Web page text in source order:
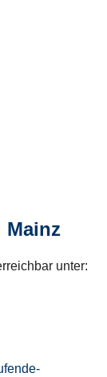
Mainz
unter: